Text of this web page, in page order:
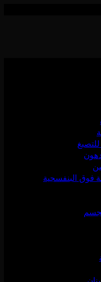
فوق البنفسجية